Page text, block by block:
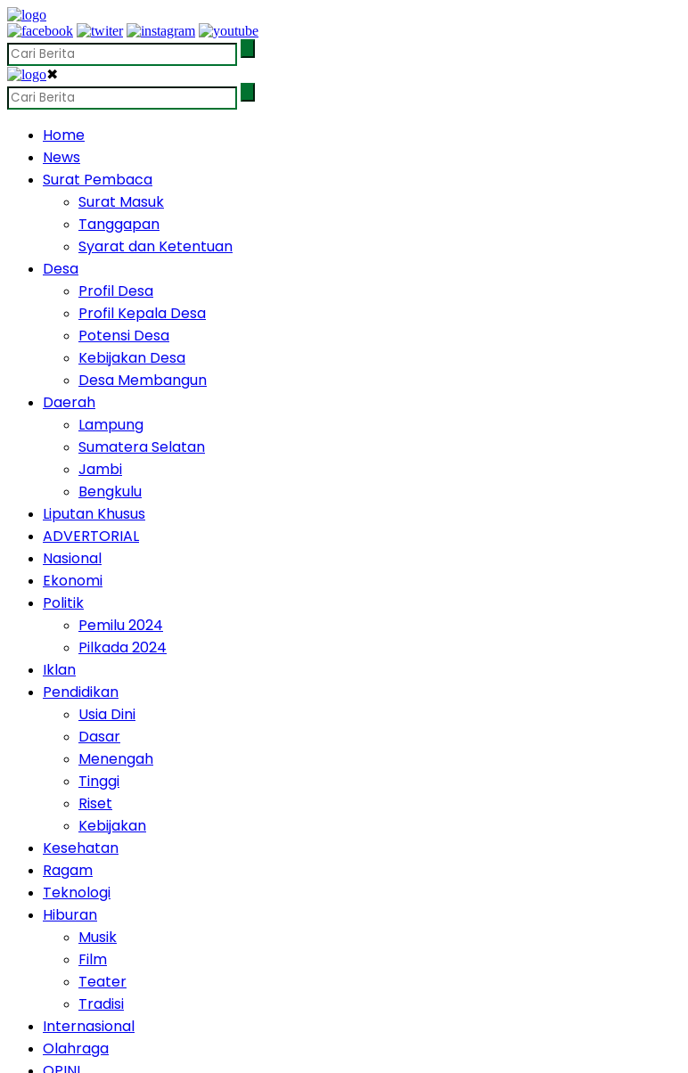
✖
Home
News
Surat Pembaca
Surat Masuk
Tanggapan
Syarat dan Ketentuan
Desa
Profil Desa
Profil Kepala Desa
Potensi Desa
Kebijakan Desa
Desa Membangun
Daerah
Lampung
Sumatera Selatan
Jambi
Bengkulu
Liputan Khusus
ADVERTORIAL
Nasional
Ekonomi
Politik
Pemilu 2024
Pilkada 2024
Iklan
Pendidikan
Usia Dini
Dasar
Menengah
Tinggi
Riset
Kebijakan
Kesehatan
Ragam
Teknologi
Hiburan
Musik
Film
Teater
Tradisi
Internasional
Olahraga